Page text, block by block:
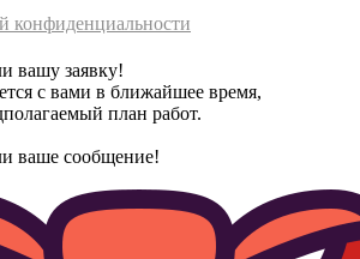
конфиденциальности
вашу заявку!
с вами в ближайшее время,
план работ.
ваше сообщение!